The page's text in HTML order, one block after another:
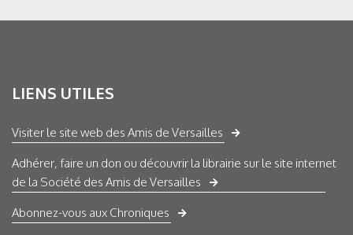
LIENS UTILES
Visiter le site web des Amis de Versailles
Adhérer, faire un don ou découvrir la librairie sur le site internet
de la Société des Amis de Versailles
Abonnez-vous aux Chroniques